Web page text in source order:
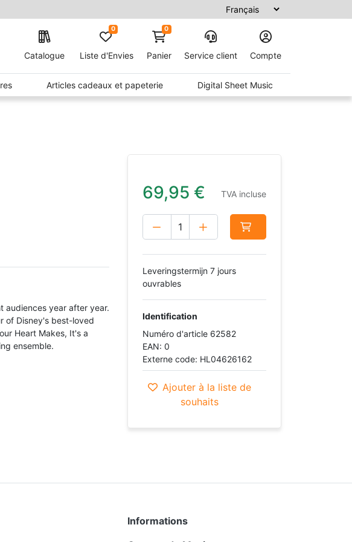
Catalogue Liste d'Envies
0 0
Panier Service client Compte
Articles cadeaux et papeterie Digital Sheet Music
audiences year after year.
of Disney's best-loved
Heart Makes, It's a
ensemble.
69,95 € TVA incluse
Leveringstermijn 7 jours
ouvrables
Identification
Numéro d'article 62582
EAN: 0
Externe code: HL04626162
Ajouter à la liste de
souhaits
Informations